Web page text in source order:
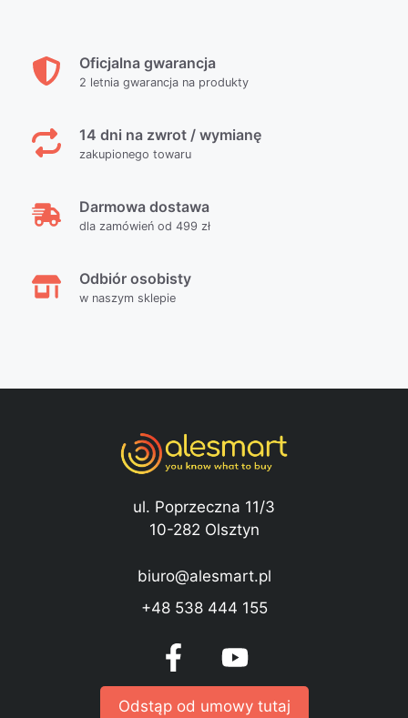
Oficjalna gwarancja
2 letnia gwarancja na produkty
14 dni na zwrot / wymianę
zakupionego towaru
Darmowa dostawa
dla zamówień od 499 zł
Odbiór osobisty
w naszym sklepie
ul. Poprzeczna 11/3
10-282 Olsztyn
biuro@alesmart.pl
+48 538 444 155
Odstąp od umowy tutaj